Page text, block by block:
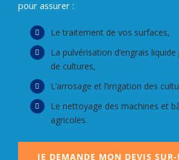
pour assurer :
Le traitement de vos surfaces,
La pulvérisation d’engrais
de cultures,
L’arrosage et l’irrigation des
Le nettoyage des machines et
agricoles.
JE DEMANDE MON DEVIS